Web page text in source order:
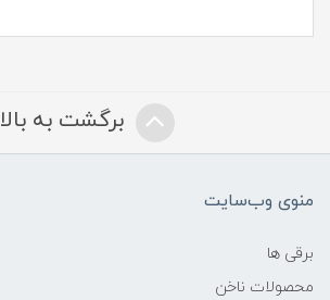
برگشت به بالا
منوی وب‌سایت
برقی ها
محصولات ناخن